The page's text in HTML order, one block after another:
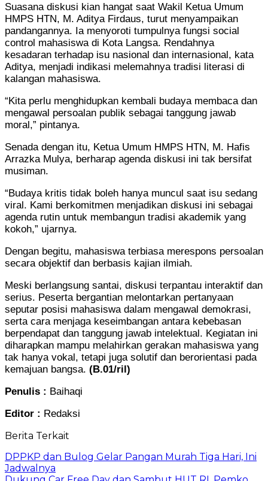
Suasana diskusi kian hangat saat Wakil Ketua Umum
HMPS HTN, M. Aditya Firdaus, turut menyampaikan
pandangannya. Ia menyoroti tumpulnya fungsi social
control mahasiswa di Kota Langsa. Rendahnya
kesadaran terhadap isu nasional dan internasional, kata
Aditya, menjadi indikasi melemahnya tradisi literasi di
kalangan mahasiswa.
“Kita perlu menghidupkan kembali budaya membaca dan
mengawal persoalan publik sebagai tanggung jawab
moral,” pintanya.
Senada dengan itu, Ketua Umum HMPS HTN, M. Hafis
Arrazka Mulya, berharap agenda diskusi ini tak bersifat
musiman.
“Budaya kritis tidak boleh hanya muncul saat isu sedang
viral. Kami berkomitmen menjadikan diskusi ini sebagai
agenda rutin untuk membangun tradisi akademik yang
kokoh,” ujarnya.
Dengan begitu, mahasiswa terbiasa merespons persoalan
secara objektif dan berbasis kajian ilmiah.
Meski berlangsung santai, diskusi terpantau interaktif dan
serius. Peserta bergantian melontarkan pertanyaan
seputar posisi mahasiswa dalam mengawal demokrasi,
serta cara menjaga keseimbangan antara kebebasan
berpendapat dan tanggung jawab intelektual. Kegiatan ini
diharapkan mampu melahirkan gerakan mahasiswa yang
tak hanya vokal, tetapi juga solutif dan berorientasi pada
kemajuan bangsa. (B.01/ril)
Penulis : Baihaqi
Editor : Redaksi
Berita Terkait
DPPKP dan Bulog Gelar Pangan Murah Tiga Hari, Ini
Jadwalnya